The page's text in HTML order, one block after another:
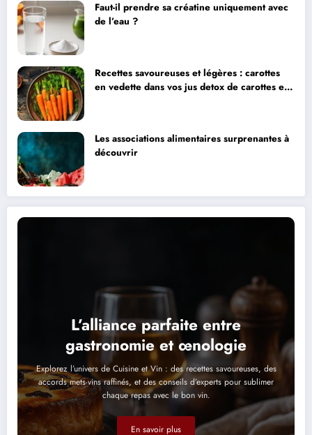
Faut-il prendre sa créatine uniquement avec
de l’eau ?
Recettes savoureuses et légères : carottes
en vedette dans vos jus detox de carottes et
Les associations alimentaires surprenantes à
découvrir
L’alliance parfaite entre
gastronomie et œnologie
Explorez l’univers de Cuisine et Vin : des recettes savoureuses, des
accords mets-vins raffinés, et des conseils d’experts pour sublimer
chaque repas avec le bon vin.
En savoir plus